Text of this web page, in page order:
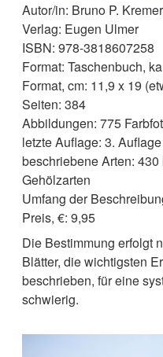
Autor/in: Bruno P. Kremer
Verlag: Eugen Ulmer
ISBN: 978-3818607258
Format: Taschenbuch,
Format, cm: 11,9 x 19
Seiten: 384
Abbildungen: 775
letzte Auflage: 3.
beschriebene Arten:
Gehölzarten
Umfang der
Preis, €: 9,95
Die Bestimmung erfolgt
Blätter, die wichtigsten
beschrieben, für eine
schwierig.